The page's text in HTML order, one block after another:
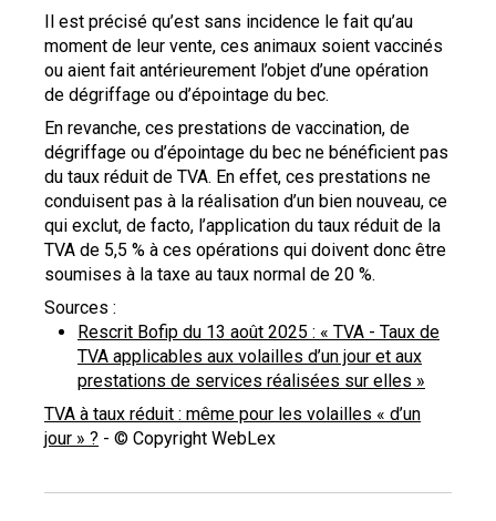
Il est précisé qu’est sans incidence le fait qu’au
moment de leur vente, ces animaux soient vaccinés
ou aient fait antérieurement l’objet d’une opération
de dégriffage ou d’épointage du bec.
En revanche, ces prestations de vaccination, de
dégriffage ou d’épointage du bec ne bénéficient pas
du taux réduit de TVA. En effet, ces prestations ne
conduisent pas à la réalisation d’un bien nouveau, ce
qui exclut, de facto, l’application du taux réduit de la
TVA de 5,5 % à ces opérations qui doivent donc être
soumises à la taxe au taux normal de 20 %.
Sources :
Rescrit Bofip du 13 août 2025 : « TVA - Taux de
TVA applicables aux volailles d’un jour et aux
prestations de services réalisées sur elles »
TVA à taux réduit : même pour les volailles « d’un
jour » ? - © Copyright WebLex